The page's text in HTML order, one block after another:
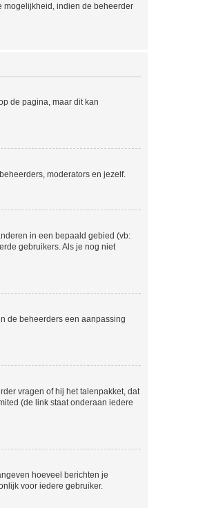
mogelijkheid, indien de beheerder
de pagina, maar dit kan
moderators en jezelf.
in een bepaald gebied (vb:
gebruikers. Als je nog niet
de beheerders een aanpassing
vragen of hij het talenpakket, dat
(de link staat onderaan iedere
hoeveel berichten je
voor iedere gebruiker.